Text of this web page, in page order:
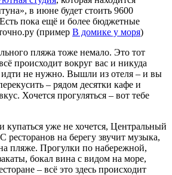
в июне будет стоить 9600
пока ещё и более бюджетные
(пример В домике у моря)
пляжа тоже немало. Это тот
происходит вокруг вас и никуда
идти не нужно. Вышли из отеля – и вы
– рядом десятки кафе и
Хочется прогуляться – вот тебе
купаться уже не хочется, Центральный
ресторанов на берегу звучит музыка,
пляже. Прогулки по набережной,
бокал вина с видом на море,
– всё это здесь происходит